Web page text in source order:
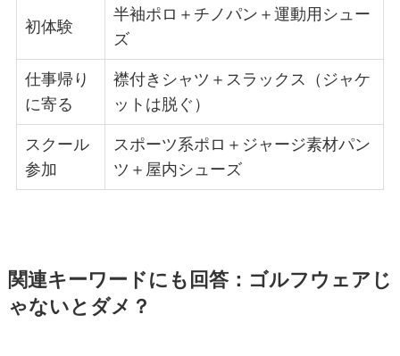
初体験
半袖ポロ＋チノパン＋運動用シュー
ズ
仕事帰り
に寄る
襟付きシャツ＋スラックス（ジャケ
ットは脱ぐ）
スクール
参加
スポーツ系ポロ＋ジャージ素材パン
ツ＋屋内シューズ
関連キーワードにも回答：ゴルフウェアじ
ゃないとダメ？